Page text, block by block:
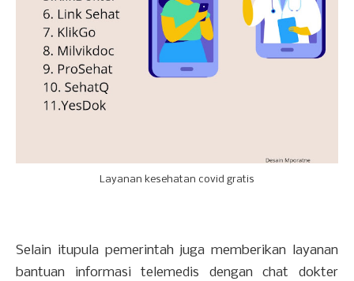
Layanan kesehatan covid gratis
Selain itupula pemerintah juga memberikan layanan
bantuan informasi telemedis dengan chat dokter